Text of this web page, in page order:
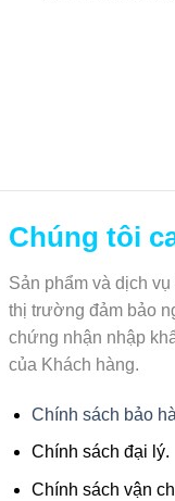
Chúng tôi
Sản phẩm và dịch
thị trường đảm bảo
chứng nhận nhập
của Khách hàng.
Chính sách bảo
Chính sách đại lý.
Chính sách vận